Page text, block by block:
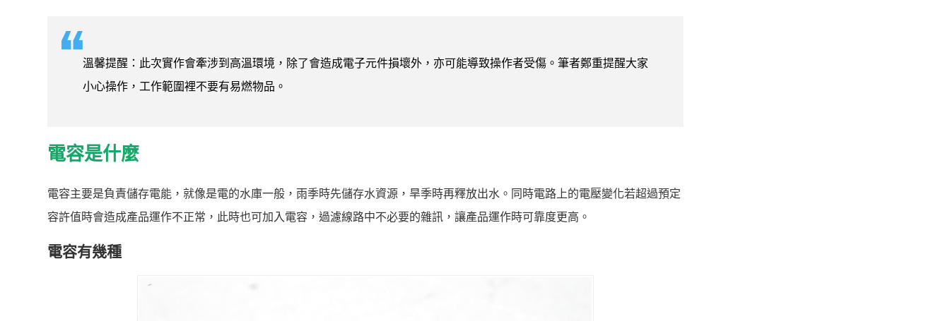
溫馨提醒：此次實作會牽涉到高溫環境，除了會造成電子元件損壞外，亦可能導致操作者受傷。筆者鄭重提醒大家
小心操作，工作範圍裡不要有易燃物品。
電容是什麼
電容主要是負責儲存電能，就像是電的水庫一般，雨季時先儲存水資源，旱季時再釋放出水。同時電路上的電壓變化若超過預定
容許值時會造成產品運作不正常，此時也可加入電容，過濾線路中不必要的雜訊，讓產品運作時可靠度更高。
電容有幾種